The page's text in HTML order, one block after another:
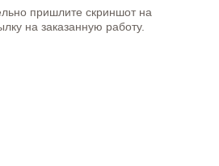
пришлите скриншот на
на заказанную работу.